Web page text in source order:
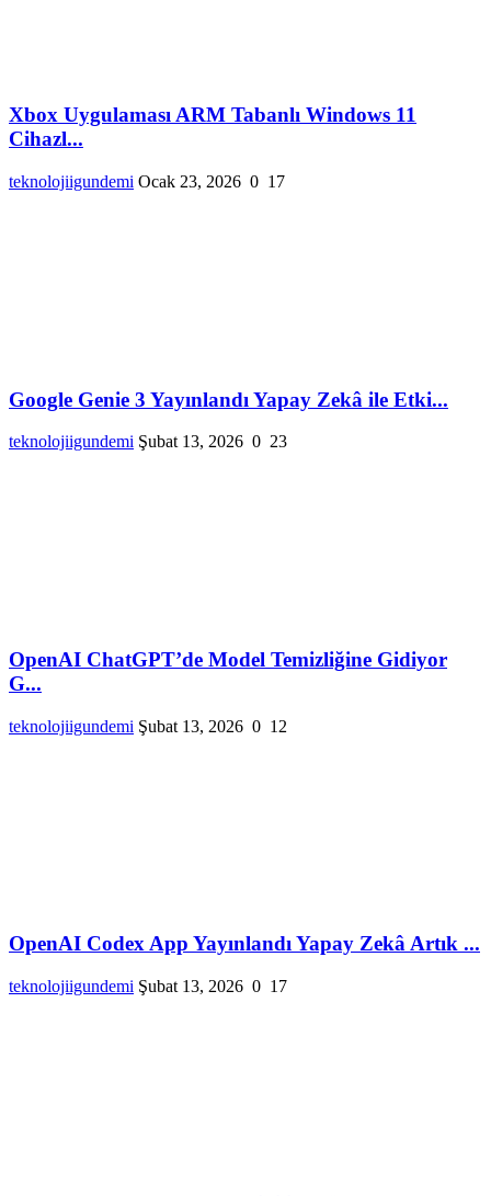
Xbox Uygulaması ARM Tabanlı Windows 11
Cihazl...
teknolojiigundemi Ocak 23, 2026 0 17
Google Genie 3 Yayınlandı Yapay Zekâ ile Etki...
teknolojiigundemi Şubat 13, 2026 0 23
OpenAI ChatGPT’de Model Temizliğine Gidiyor
G...
teknolojiigundemi Şubat 13, 2026 0 12
OpenAI Codex App Yayınlandı Yapay Zekâ Artık ...
teknolojiigundemi Şubat 13, 2026 0 17